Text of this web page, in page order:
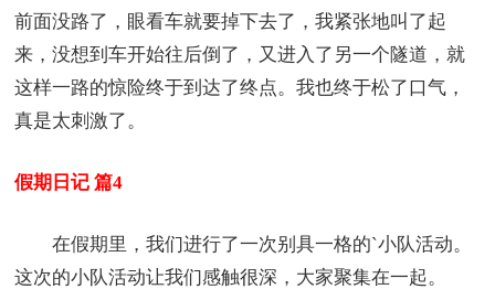
前面没路了，眼看车就要掉下去了，我紧张地叫了起
来，没想到车开始往后倒了，又进入了另一个隧道，就
这样一路的惊险终于到达了终点。我也终于松了口气，
真是太刺激了。
假期日记 篇4
在假期里，我们进行了一次别具一格的`小队活动。
这次的小队活动让我们感触很深，大家聚集在一起。